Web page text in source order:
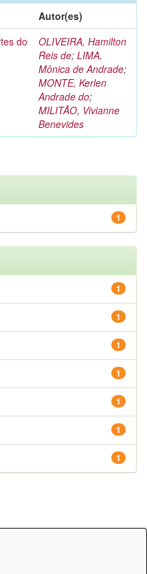
Autor(es)
do
OLIVEIRA, Hamilton
Reis de; LIMA,
Mônica de Andrade;
MONTE, Kerlen
Andrade do;
MILITÃO, Vivianne
Benevides
1
1
1
1
1
1
1
1